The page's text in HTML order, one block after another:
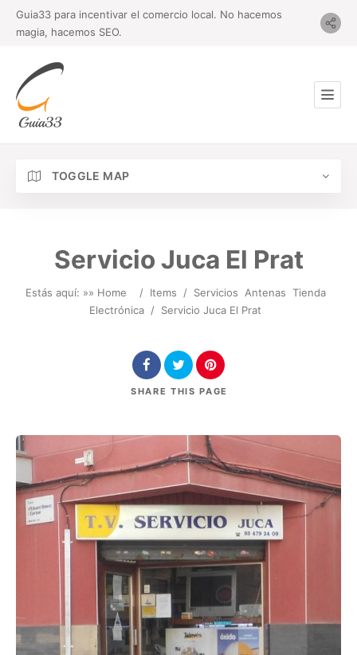
Guia33 para incentivar el comercio local. No hacemos
magia, hacemos SEO.
TOGGLE MAP
Servicio Juca El Prat
Estás aquí: »» Home / Items / Servicios Antenas Tienda
Electrónica / Servicio Juca El Prat
SHARE THIS PAGE